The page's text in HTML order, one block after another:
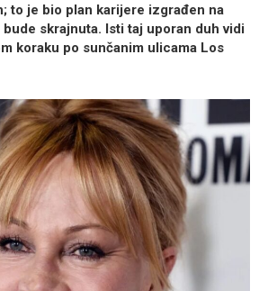
to je bio plan karijere izgrađen na
skrajnuta. Isti taj uporan duh vidi
koraku po sunčanim ulicama Los